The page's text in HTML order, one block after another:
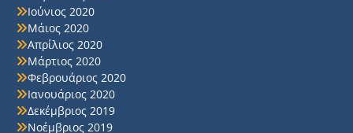
Ιούνιος 2020
Μάιος 2020
Απρίλιος 2020
Μάρτιος 2020
Φεβρουάριος 2020
Ιανουάριος 2020
Δεκέμβριος 2019
Νοέμβριος 2019